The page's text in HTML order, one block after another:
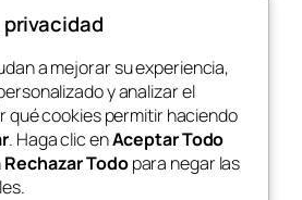
Diseñado conWordPress
a mejorar su experiencia,
y analizar el
qué cookies permitir haciendo
. Haga clic enAceptar Todo
Rechazar Todopara negar las